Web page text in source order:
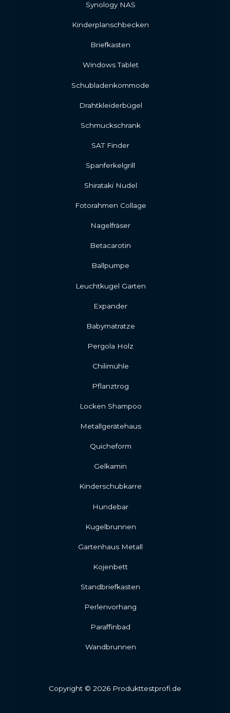
Synology NAS
Kinderplanschbecken
Briefkasten
Windows Tablet
Schubladenkommode
Drahtkleiderbügel
Schmuckschrank
SAT Finder
Spanferkelgrill
Shirataki Nudel
Fotorahmen Collage
Nagelfräser
Betacarotin
Ballpumpe
Leuchtkugel Garten
Expander
Babymatratze
Pergola Holz
Chilimühle
Pflanztrog
Locken Shampoo
Metallgerätehaus
Quicheform
Gelkamin
Kinderschubkarre
Hundebar
Kugelbrunnen
Gartenhaus Metall
Kojenbett
Standbriefkasten
Perlenvorhang
Paraffinbad
Wandbrunnen
Copyright © 2026 Produkttestprofi.de